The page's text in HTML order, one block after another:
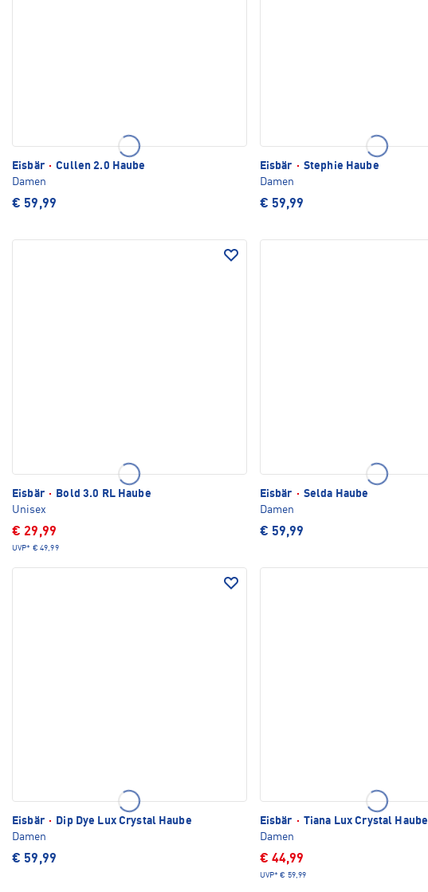
Eisbär · Cullen 2.0 Haube
Damen
€ 59,99
Eisbär · Stephie Haube
Damen
€ 59,99
Eisbär ·
Bold 3.0 RL Haube
Unisex
€ 29,99
UVP* € 49,99
Eisbär · Selda Haube
Damen
€ 59,99
Eisbär ·
Dip Dye Lux Crystal Haube
Damen
€ 59,99
Eisbär · Tiana Lux Crystal Haube
Damen
€ 44,99
UVP* € 59,99